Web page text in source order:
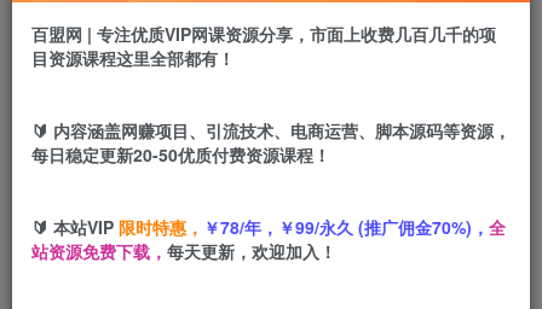
盟币 9.9
立即购买
贾真电商群爆款全店运营，21天提升全店运营思维，起店、
百盟网 | 专注优质VIP网课资源分享，市面上收费几百几千的项
目资源课程这里全部都有！
🔰 内容涵盖网赚项目、引流技术、电商运营、脚本源码等资源，
每日稳定更新20-50优质付费资源课程！
🔰 本站VIP 限时特惠， ￥78/年，￥99/永久 (推广佣金70%)， 全
站资源免费下载， 每天更新，欢迎加入！